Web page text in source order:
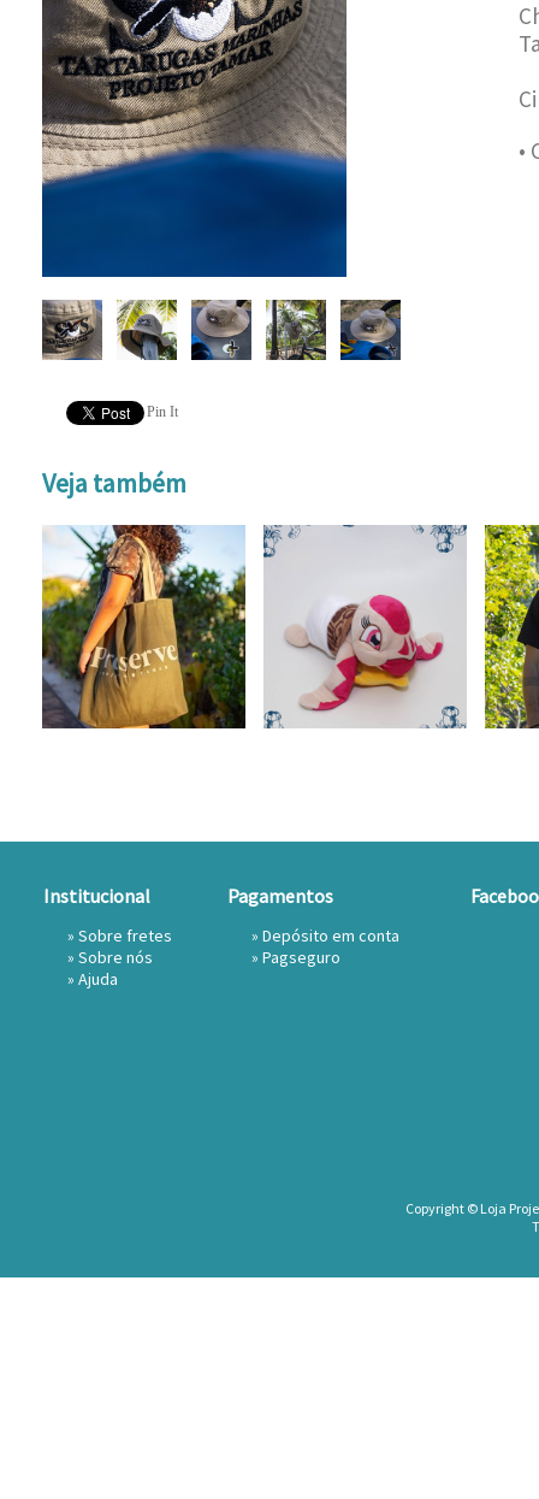
Pin It
•
Veja também
Institucional
» Sobre fretes
» Sobre nós
» Ajuda
Pagamentos
» Depósito em conta
» Pagseguro
Copyright © Loja